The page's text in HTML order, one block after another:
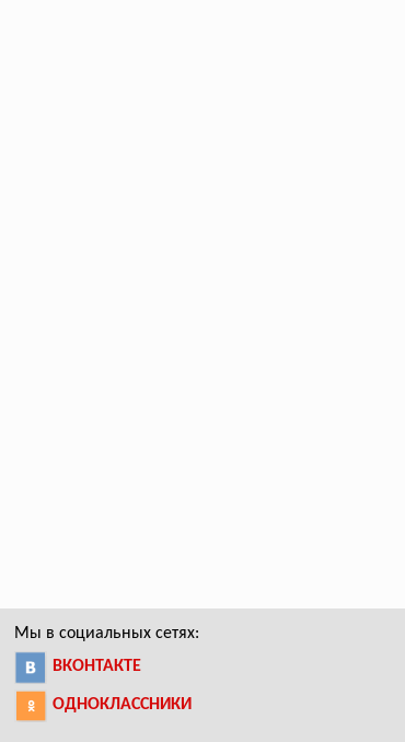
Мы в социальных сетях:
ВКОНТАКТЕ
ОДНОКЛАССНИКИ